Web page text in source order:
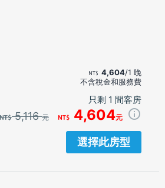
4,604/1 晚
不含稅金和服務費
只剩 1 間客房
5,116元 4,604元
選擇此房型